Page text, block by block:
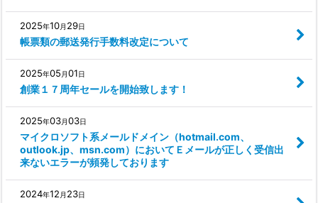
2025年10月 29日
帳票類の郵送発行手数料改定について
2025年05 月01日
創業１７周年セールを開始致します！
2025年03月03日
マイクロソフト系メールドメイン（hotmail.com、
outlook.jp、msn.com）においてＥメールが正しく受信出
来ないエラーが頻発しております
2024年12 月 23日